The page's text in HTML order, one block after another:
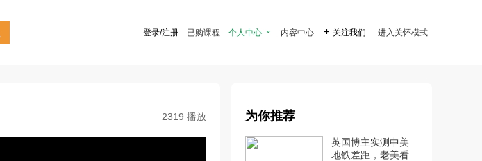
登录/注册 已购课程 个人中心  内容中心  关注我们 进入关怀模式
2319 播放 为你推荐
英国博主实测中美
地铁差距，老美看